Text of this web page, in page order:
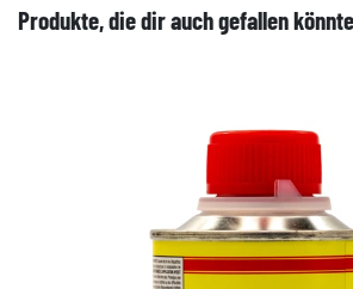
Produkte, die dir auch gefallen